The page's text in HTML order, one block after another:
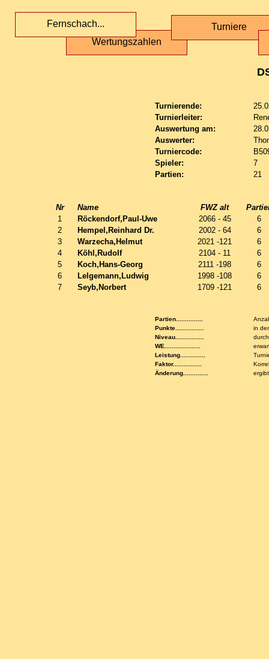
Wertungszahlen
Fernschach... Turniere
Turnierende:
Turnierleiter:
Auswertung am:
Auswerter:
Turniercode:
Spieler:
7
Partien:
21
Nr Name FWZ alt
1
Röckendorf,Paul-Uwe 2066 - 45
6
2
Hempel,Reinhard Dr. 2002 - 64
6
3
Warzecha,Helmut 2021 -121
6
4
Köhl,Rudolf 2104 - 11
6
5
Koch,Hans-Georg 2111 -198
6
6
Lelgemann,Ludwig 1998 -108
6
7
Seyb,Norbert 1709 -121 6
Partien...............
Punkte................
in
Niveau................
WE....................
Leistung..............
Faktor................
Änderung..............